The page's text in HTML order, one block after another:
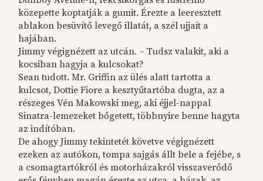
közepette koptatják a gumit. Érezte a leeresztett
ablakon besüvítő levegő illatát, a szél ujjait a
hajában.
Jimmy végignézett az utcán. – Tudsz valakit, aki a
kocsiban hagyja a kulcsokat?
Sean tudott. Mr. Griffin az ülés alatt tartotta a
kulcsot, Dottie Fiore a kesztyűtartóba dugta, az a
részeges Vén Makowski meg, aki éjjel-nappal
Sinatra-lemezeket bőgetett, többnyire benne hagyta
az indítóban.
De ahogy Jimmy tekintetét követve végignézett
ezeken az autókon, tompa sajgás állt bele a fejébe, s
a csomagtartókról és motorházakról visszaverődő